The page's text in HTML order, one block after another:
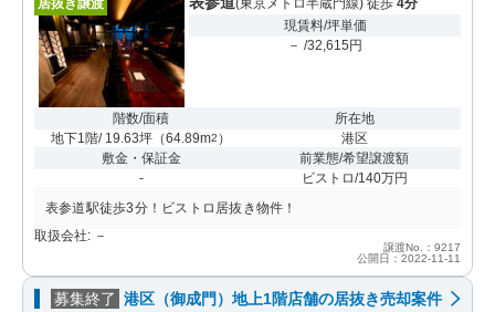
居抜き譲渡 (東京メトロ半蔵門線) 徒歩 4分
現賃料/坪単価
－ /32,615円
階数/面積
地下1階/ 19.63坪 （64.89m2 ）
所在地
港区
敷金・保証金
-
前業態/希望譲渡額
ビストロ/140万円
表参道駅徒歩3分！ビストロ居抜き物件！
取扱会社: －
譲渡No.：9217
公開日：2022-11-11
募集終了 港区（御成門）地上1階店舗の居抜き売却案件